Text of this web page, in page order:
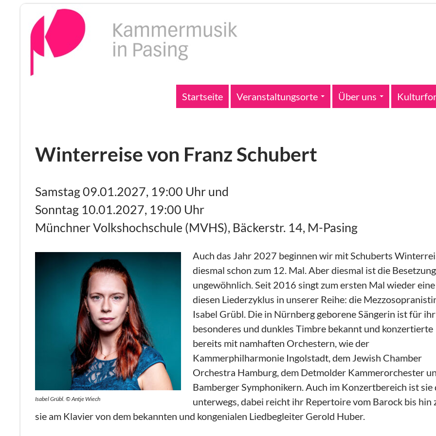
Startseite Veranstaltungsorte Über uns
Winterreise von Franz Schubert
Samstag 09.01.2027, 19:00 Uhr und
Sonntag 10.01.2027, 19:00 Uhr
Münchner Volkshochschule (MVHS), Bäckerstr. 14, M-Pasing
Isabel Grübl. © Antje Wiech
Auch das Jahr 2027 beginnen wir mit Schuberts
diesmal schon zum 12. Mal. Aber diesmal ist die Besetzung
ungewöhnlich. Seit 2016 singt zum ersten Mal wieder
diesen Liederzyklus in unserer Reihe: die
Isabel Grübl. Die in Nürnberg geborene Sängerin ist für ihr
besonderes und dunkles Timbre bekannt und konzertierte
bereits mit namhaften Orchestern, wie der
Kammerphilharmonie Ingolstadt, dem Jewish Chamber
Orchestra Hamburg, dem Detmolder Kammerorchester
Bamberger Symphonikern. Auch im Konzertbereich ist
unterwegs, dabei reicht ihr Repertoire vom Barock bis
sie am Klavier von dem bekannten und kongenialen Liedbegleiter Gerold Huber.